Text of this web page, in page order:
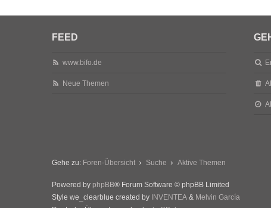
FEED
www.bifo.de
Neue Themen
Gehe zu: Foren-Übersicht Suche Aktive Themen
Powered by phpBB® Forum Software © phpBB Limited
Style we_clearblue created by INVENTEA & Melvin García